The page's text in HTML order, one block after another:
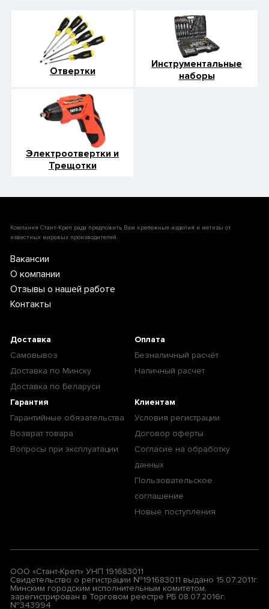
Отвертки
Инструментальные
наборы
Электроотвертки и
Трещотки
Компания Стант-Креп рада предложить Вам крепежные изделия и метизы от
известных мировых производителей.
Вакансии
О компании
Отзывы о нашей работе
Контакты
Доставка
Самовывоз
Доставка по Минску
Доставка по Беларуси
Оплата
Безналичный расчёт
Наличный расчет
Гарантия
Гарантийные обязательства
Возврат товара
Вопросы при эксплуатации
Клиентам
Условия регистрации
Договор оферты
Согласие на обработку
данных
Пользовательское
соглашение
Новые поступления
ООО «Стант-Креп» УНП 191683011
Свидетельство о регистрации №191683011 выдано 15.07.2011г.
Минским городским исполнительным комитетом,
зарегистрирован в Торговом реестре РБ 08.07.2016г.
№343994